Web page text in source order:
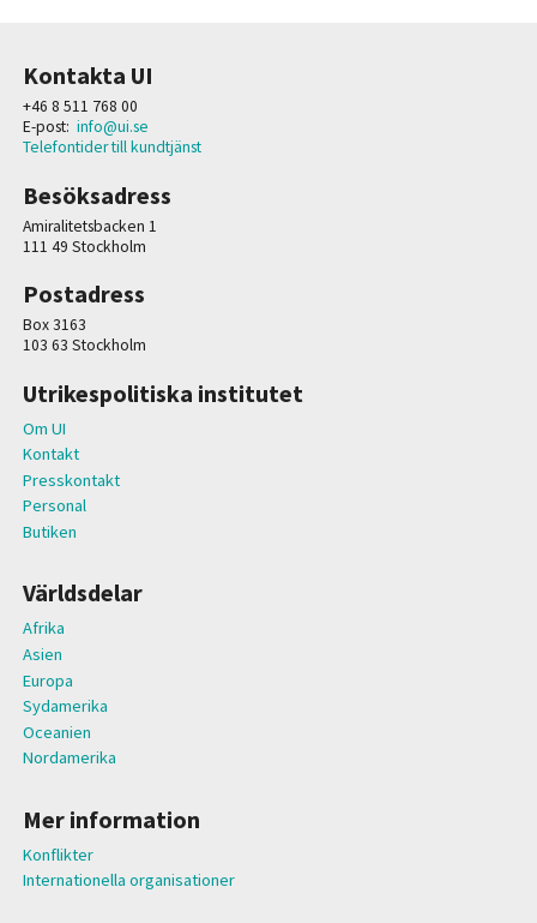
Kontakta UI
+46 8 511 768 00
E-post: info@ui.se
Telefontider till kundtjänst
Besöksadress
Amiralitetsbacken 1
111 49 Stockholm
Postadress
Box 3163
103 63 Stockholm
Utrikespolitiska institutet
Om UI
Kontakt
Presskontakt
Personal
Butiken
Världsdelar
Afrika
Asien
Europa
Sydamerika
Oceanien
Nordamerika
Mer information
Konflikter
Internationella organisationer